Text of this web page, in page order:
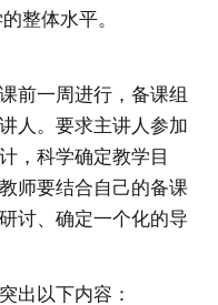
整体水平。
前一周进行，备课组
人。要求主讲人参加
，科学确定教学目
师要结合自己的备课
讨、确定一个化的导
出以下内容：